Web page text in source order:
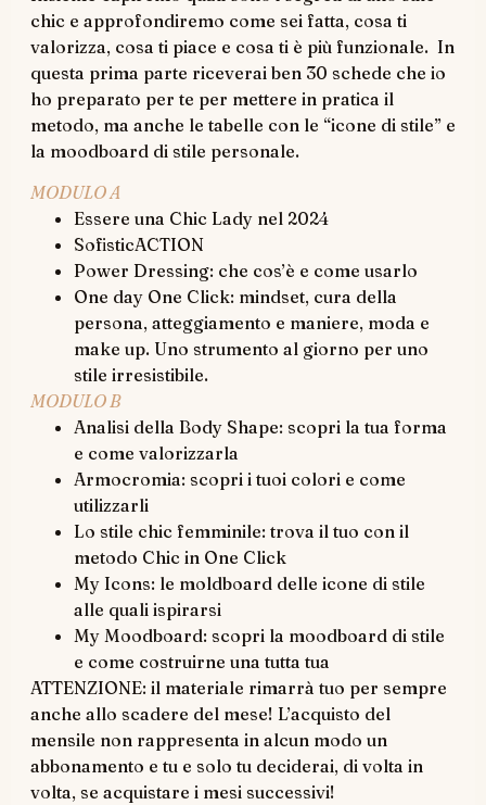
chic e approfondiremo come sei fatta, cosa ti
valorizza, cosa ti piace e cosa ti è più funzionale. In
questa prima parte riceverai ben 30 schede che io
ho preparato per te per mettere in pratica il
metodo, ma anche le tabelle con le “icone di stile” e
la moodboard di stile personale.
MODULO A
Essere una Chic Lady nel 2024
SofisticACTION
Power Dressing: che cos’è e come usarlo
One day One Click: mindset, cura della
persona, atteggiamento e maniere, moda e
make up. Uno strumento al giorno per uno
stile irresistibile.
MODULO B
Analisi della Body Shape: scopri la tua forma
e come valorizzarla
Armocromia: scopri i tuoi colori e come
utilizzarli
Lo stile chic femminile: trova il tuo con il
metodo Chic in One Click
My Icons: le moldboard delle icone di stile
alle quali ispirarsi
My Moodboard: scopri la moodboard di stile
e come costruirne una tutta tua
ATTENZIONE: il materiale rimarrà tuo per sempre
anche allo scadere del mese! L’acquisto del
mensile non rappresenta in alcun modo un
abbonamento e tu e solo tu deciderai, di volta in
volta, se acquistare i mesi successivi!